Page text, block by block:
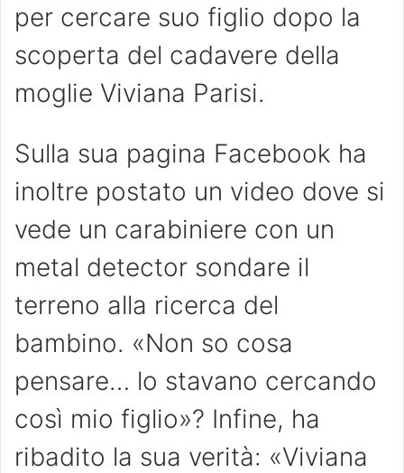
per cercare suo figlio dopo la
scoperta del cadavere della
moglie Viviana Parisi.
Sulla sua pagina Facebook ha
inoltre postato un video dove si
vede un carabiniere con un
metal detector sondare il
terreno alla ricerca del
bambino. «Non so cosa
pensare… lo stavano cercando
così mio figlio»? Infine, ha
ribadito la sua verità: «Viviana